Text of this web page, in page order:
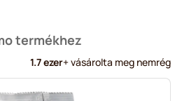
termékhez
1.7 ezer+ vásárolta meg nemrég